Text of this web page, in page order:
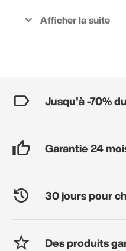
Jusqu'à -70%
Garantie 24
30 jours pour
Des produits